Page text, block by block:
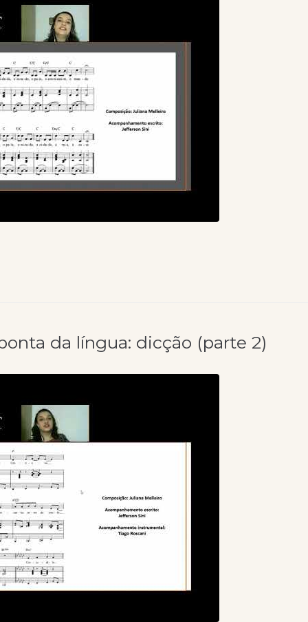
da língua: dicção (parte 2)